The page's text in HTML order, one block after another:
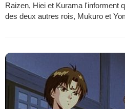
Raizen, Hiei et Kurama l'informent
des deux autres rois, Mukuro et